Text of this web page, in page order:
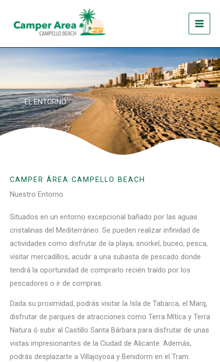
EL ENTORNO
CAMPER ÁREA CAMPELLO BEACH
Nuestro Entorno
Situados en un entorno excepcional bañado por las aguas
cristalinas del Mediterráneo. Se pueden realizar infinidad de
actividades como disfrutar de la playa, snorkel, buceo, pesca,
visitar mercadillos, acudir a una subasta de pescado donde
tendrá la oportunidad de comprarlo recién traído por los
pescadores o ir de compras.
Dada su proximidad, podrás visitar la Isla de Tabarca, el Marq,
disfrutar de parques de atracciones como Terra Mítica y Terra
Natura ó subir al Castillo Santa Bárbara para disfrutar de unas
vistas impresionantes de la Ciudad de Alicante. Además,
podrás desplazarte a Villajoyosa y Benidorm en el Tram.